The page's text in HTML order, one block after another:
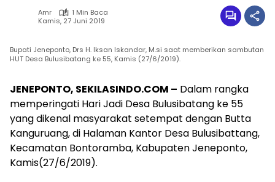
Amr
1 Min Baca
Kamis, 27 Juni 2019
Bupati Jeneponto, Drs H. Iksan Iskandar, M.si saat memberikan sambutan
HUT Desa Bulusibatang ke 55, Kamis (27/6/2019).
JENEPONTO, SEKILASINDO.COM – Dalam rangka
memperingati Hari Jadi Desa Bulusibatang ke 55
yang dikenal masyarakat setempat dengan Butta
Kanguruang, di Halaman Kantor Desa Bulusibattang,
Kecamatan Bontoramba, Kabupaten Jeneponto,
Kamis(27/6/2019).